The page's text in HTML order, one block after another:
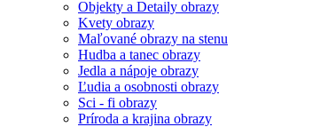
Objekty a Detaily obrazy
Kvety obrazy
Maľované obrazy na stenu
Hudba a tanec obrazy
Jedla a nápoje obrazy
Ľudia a osobnosti obrazy
Sci - fi obrazy
Príroda a krajina obrazy